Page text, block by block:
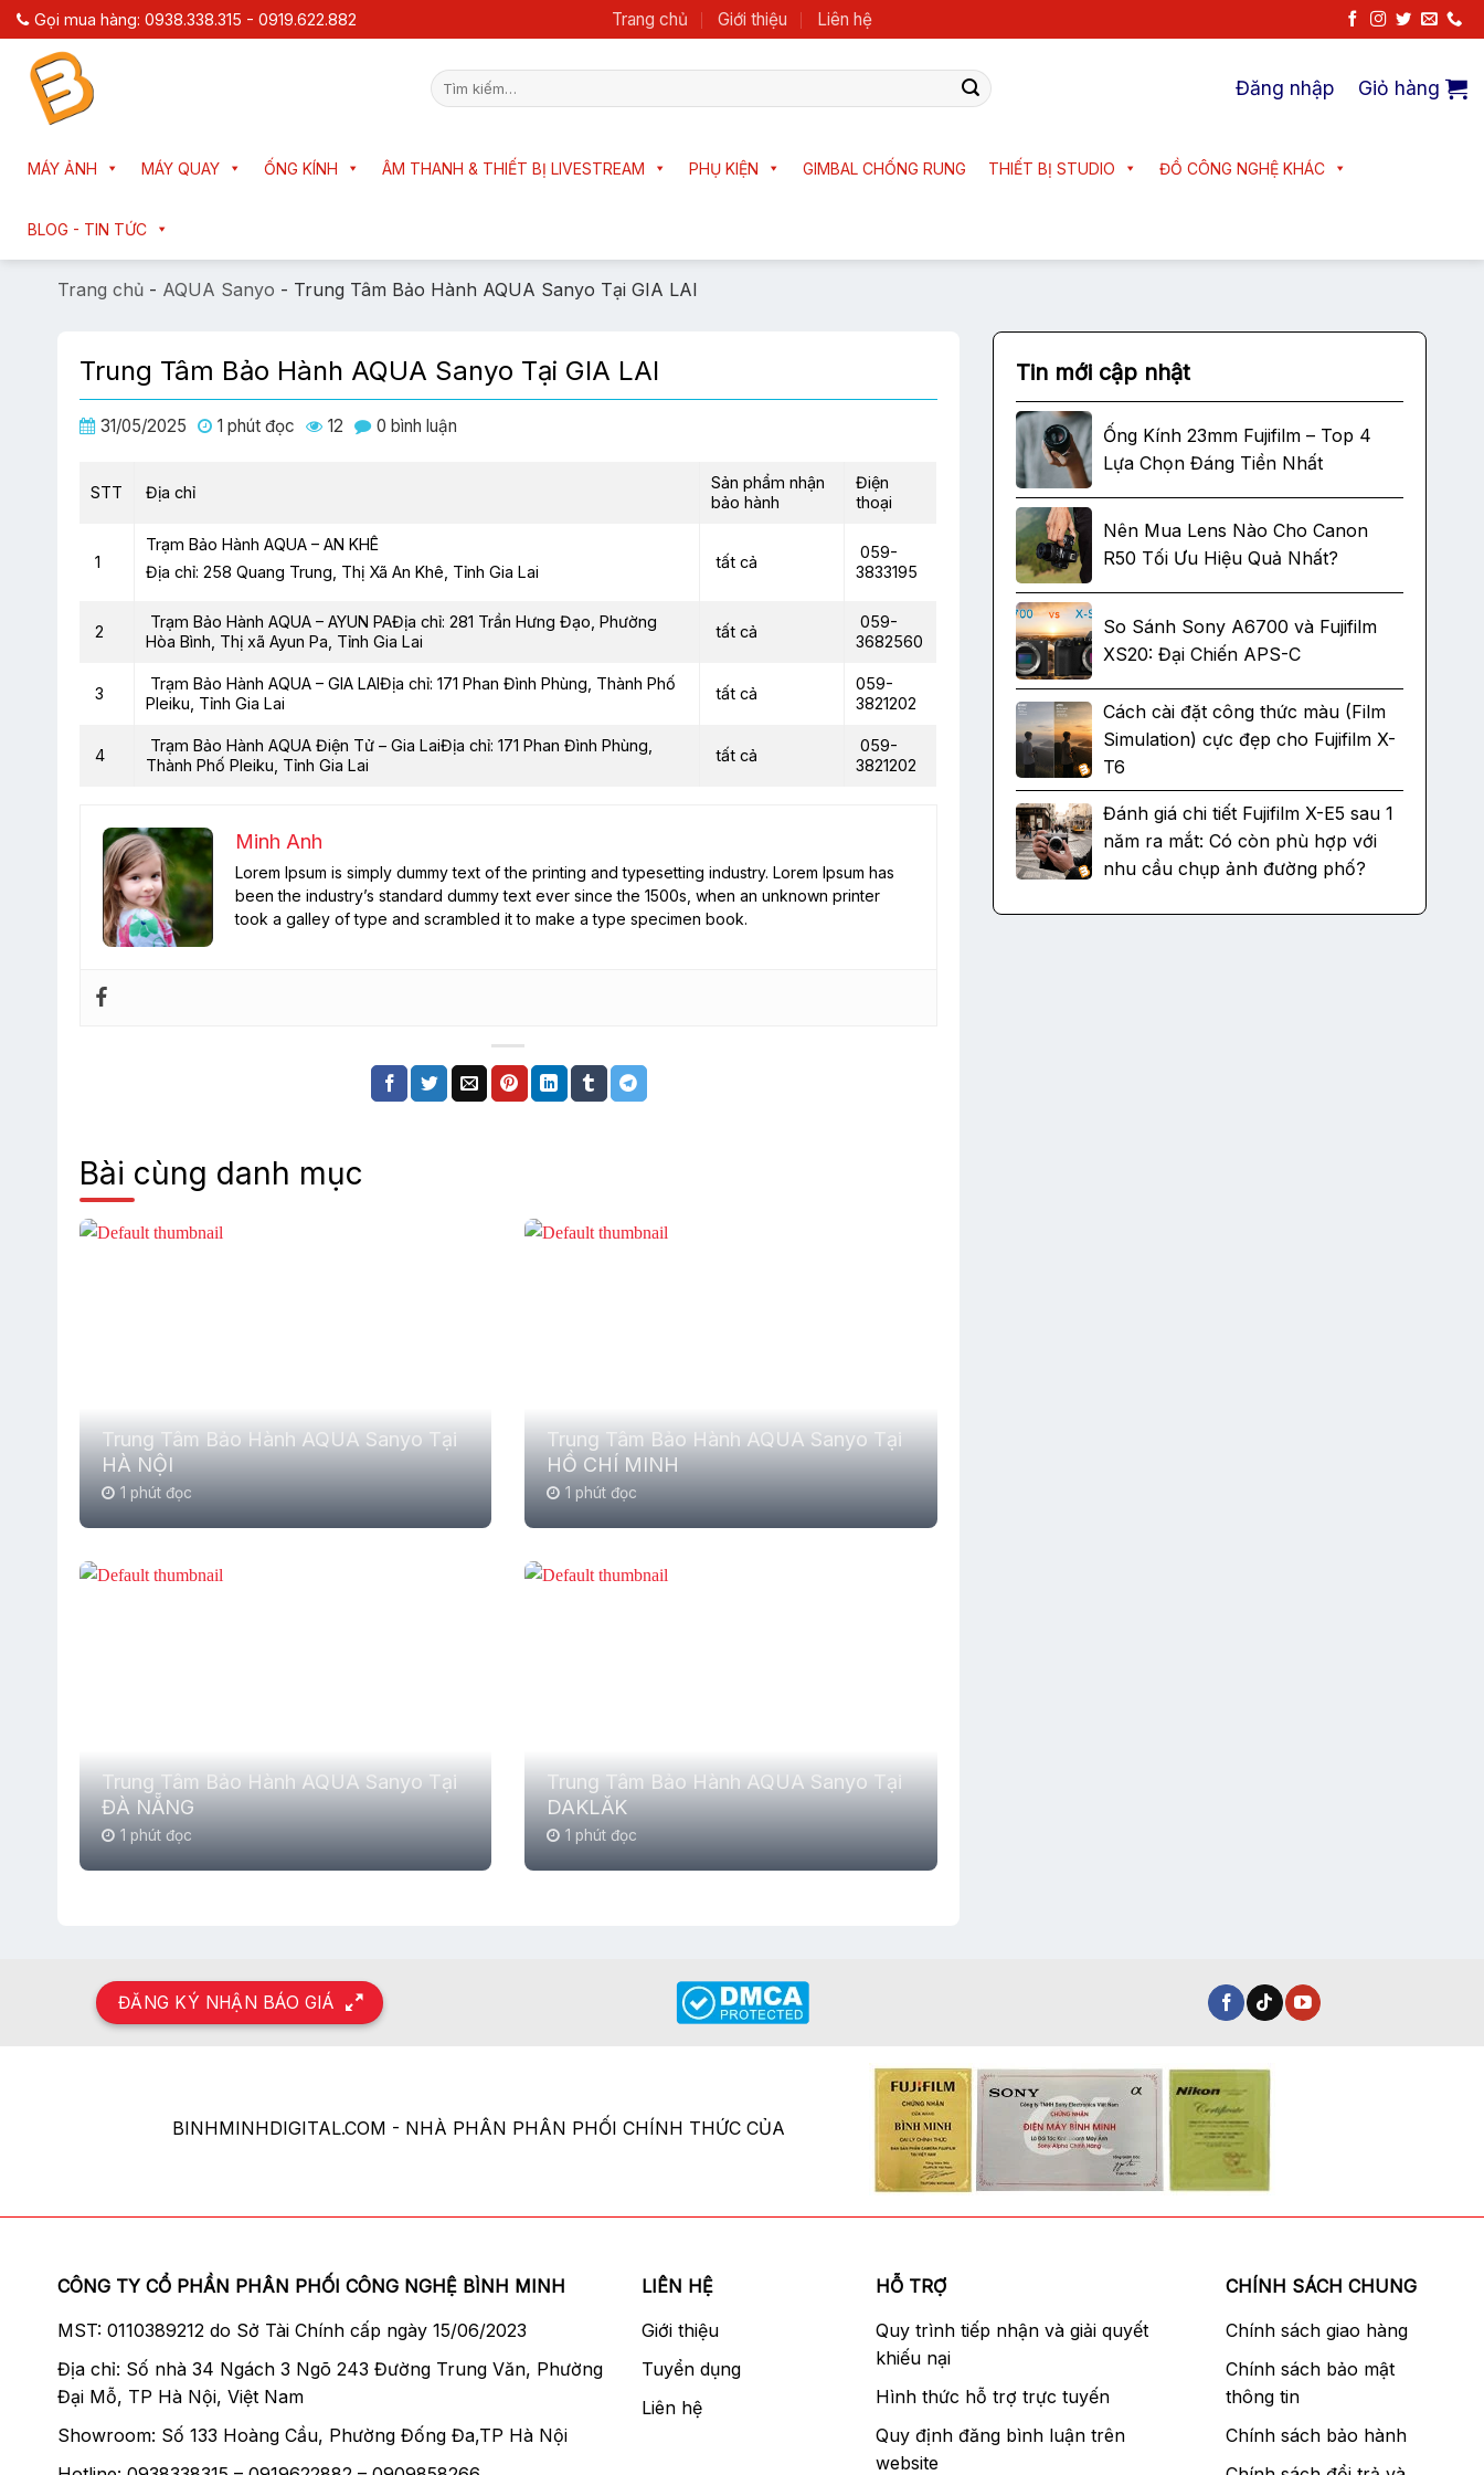
Chuyển
đến
dung
Gọi mua hàng: 0938.338.315 - 0919.622.882 Trang chủ Giới thiệu Liên hệ
Tìm
kiếm:
Đăng nhập Giỏ hàng
MÁY ẢNH MÁY QUAY ỐNG KÍNH ÂM THANH & THIẾT BỊ LIVESTREAM PHỤ KIỆN GIMBAL CHỐNG RUNG THIẾT BỊ STUDIO ĐỒ CÔNG NGHỆ KHÁC
BLOG - TIN TỨC
Trang chủ - AQUA Sanyo - Trung Tâm Bảo Hành AQUA Sanyo Tại GIA LAI
Trung Tâm Bảo Hành AQUA Sanyo Tại GIA LAI
31/05/2025 1 phút đọc 12 0 bình luận
STT Địa chỉ
Sản phẩm nhận
bảo hành
Điện
thoại
1
Trạm Bảo Hành AQUA – AN KHÊ
Địa chỉ: 258 Quang Trung, Thị Xã An Khê, Tỉnh Gia Lai
tất cả
059-
3833195
2
Trạm Bảo Hành AQUA – AYUN PAĐịa chỉ: 281 Trần Hưng Đạo, Phường
Hòa Bình, Thị xã Ayun Pa, Tỉnh Gia Lai
tất cả
059-
3682560
3
Trạm Bảo Hành AQUA – GIA LAIĐịa chỉ: 171 Phan Đình Phùng, Thành Phố
Pleiku, Tỉnh Gia Lai
tất cả
059-
3821202
4
Trạm Bảo Hành AQUA Điện Tử – Gia LaiĐịa chỉ: 171 Phan Đình Phùng,
Thành Phố Pleiku, Tỉnh Gia Lai
tất cả
059-
3821202
Minh Anh
Lorem Ipsum is simply dummy text of the printing and typesetting industry. Lorem Ipsum has
been the industry’s standard dummy text ever since the 1500s, when an unknown printer
took a galley of type and scrambled it to make a type specimen book.
Bài cùng danh mục
Trung Tâm Bảo Hành AQUA Sanyo Tại
HÀ NỘI
1 phút đọc
Trung Tâm Bảo Hành AQUA Sanyo Tại
HỒ CHÍ MINH
1 phút đọc
Trung Tâm Bảo Hành AQUA Sanyo Tại
ĐÀ NẴNG
1 phút đọc
Trung Tâm Bảo Hành AQUA Sanyo Tại
DAKLĂK
1 phút đọc
Tin mới cập nhật
Ống Kính 23mm Fujifilm – Top 4
Lựa Chọn Đáng Tiền Nhất
Nên Mua Lens Nào Cho Canon
R50 Tối Ưu Hiệu Quả Nhất?
So Sánh Sony A6700 và Fujifilm
XS20: Đại Chiến APS-C
Cách cài đặt công thức màu (Film
Simulation) cực đẹp cho Fujifilm X-
T6
Đánh giá chi tiết Fujifilm X-E5 sau 1
năm ra mắt: Có còn phù hợp với
nhu cầu chụp ảnh đường phố?
ĐĂNG KÝ NHẬN BÁO GIÁ
BINHMINHDIGITAL.COM - NHÀ PHÂN PHÂN PHỐI CHÍNH THỨC CỦA
CÔNG TY CỔ PHẦN PHÂN PHỐI CÔNG NGHỆ BÌNH MINH
MST: 0110389212 do Sở Tài Chính cấp ngày 15/06/2023
Địa chỉ: Số nhà 34 Ngách 3 Ngõ 243 Đường Trung Văn, Phường
Đại Mỗ, TP Hà Nội, Việt Nam
Showroom: Số 133 Hoàng Cầu, Phường Đống Đa,TP Hà Nội
LIÊN HỆ
Giới thiệu
Tuyển dụng
Liên hệ
HỖ TRỢ
Quy trình tiếp nhận và giải quyết
khiếu nại
Hình thức hỗ trợ trực tuyến
Quy định đăng bình luận trên
website
CHÍNH SÁCH CHUNG
Chính sách giao hàng
Chính sách bảo mật
thông tin
Chính sách bảo hành